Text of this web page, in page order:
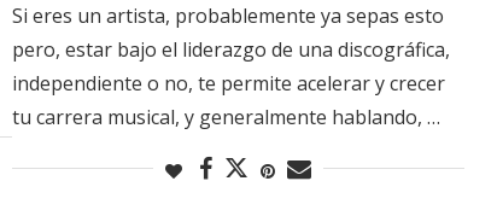
Si eres un artista, probablemente ya sepas esto
pero, estar bajo el liderazgo de una discográfica,
independiente o no, te permite acelerar y crecer
tu carrera musical, y generalmente hablando, …